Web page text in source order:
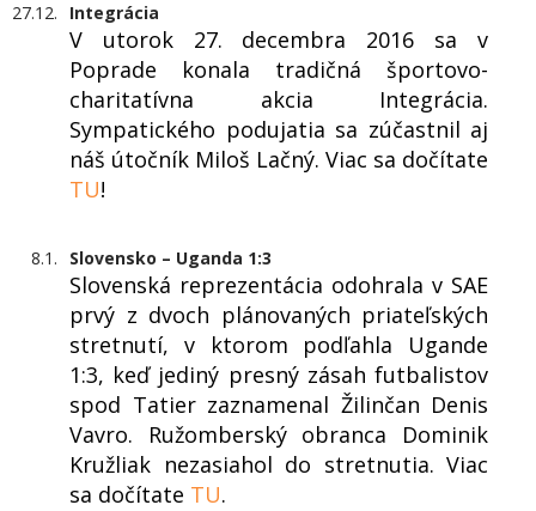
27.12. Integrácia
V utorok 27. decembra 2016 sa v
Poprade konala tradičná športovo-
charitatívna akcia Integrácia.
Sympatického podujatia sa zúčastnil aj
náš útočník Miloš Lačný. Viac sa dočítate
TU!
8.1. Slovensko – Uganda 1:3
Slovenská reprezentácia odohrala v SAE
prvý z dvoch plánovaných priateľských
stretnutí, v ktorom podľahla Ugande
1:3, keď jediný presný zásah futbalistov
spod Tatier zaznamenal Žilinčan Denis
Vavro. Ružomberský obranca Dominik
Kružliak nezasiahol do stretnutia. Viac
sa dočítate TU.